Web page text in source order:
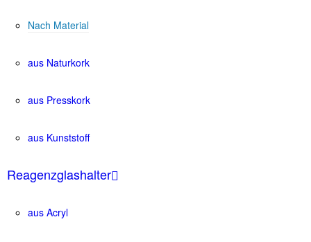
Nach Material
aus Naturkork
aus Presskork
aus Kunststoff
Reagenzglashalter
aus Acryl